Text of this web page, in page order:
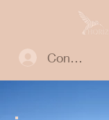
Connexion